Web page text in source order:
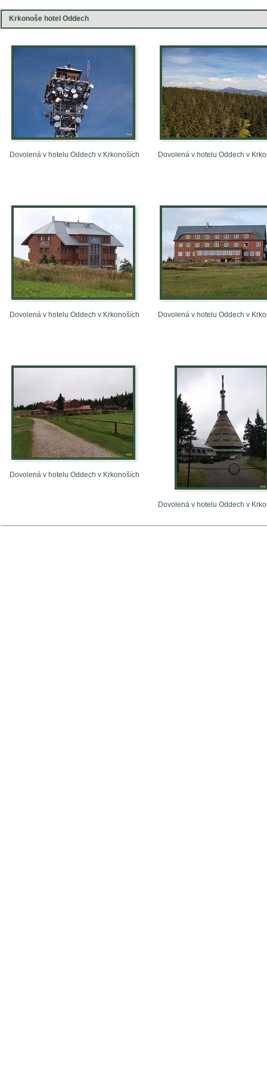
Krkonoše hotel Oddech
Dovolená v hotelu Oddech v Krkonoších Dovolená v hotelu Oddech v
Dovolená v hotelu Oddech v Krkonoších Dovolená v hotelu Oddech v
Dovolená v hotelu Oddech v Krkonoších
Dovolená v hotelu Oddech v